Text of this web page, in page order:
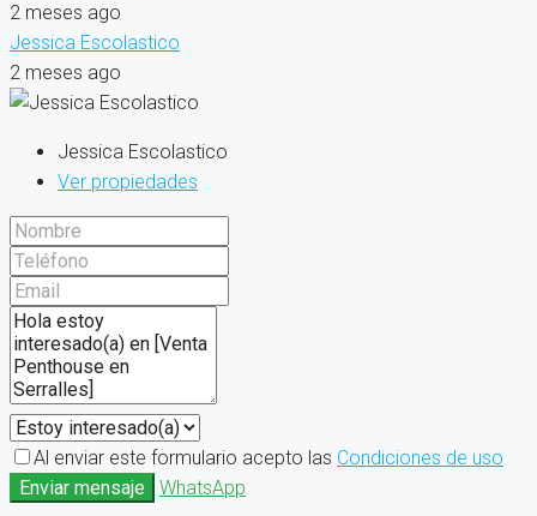
2 meses ago
Jessica Escolastico
2 meses ago
Jessica Escolastico
Ver propiedades
Al enviar este formulario acepto las Condiciones de uso
Enviar mensaje
WhatsApp